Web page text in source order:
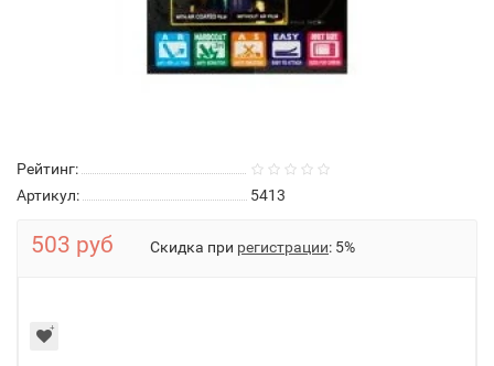
Рейтинг:
Артикул:
5413
503 руб Скидка при регистрации: 5%